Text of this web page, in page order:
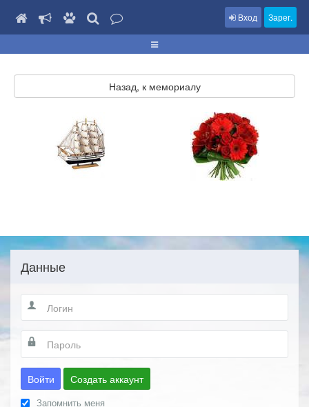
Вход Зарег.
Назад, к мемориалу
Данные
Войти Создать аккаунт
Запомнить меня